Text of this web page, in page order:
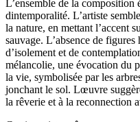
L’ensemble de la
dintemporalité. L’artiste
la nature, en mettant l’accent
sauvage. L’absence de
d’isolement et de
mélancolie, une évocation du
la vie, symbolisée par les
jonchant le sol. Lœuvre
la rêverie et à la reconnection